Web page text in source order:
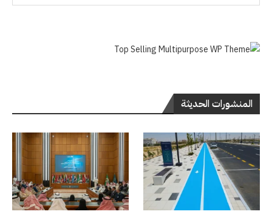
المنشورات الحديثة